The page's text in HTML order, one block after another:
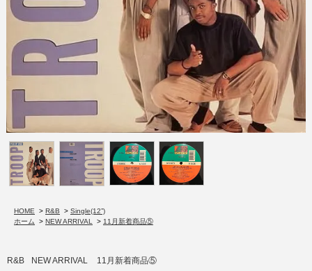
HOME > R&B > Single(12”)
ホーム
> NEW ARRIVAL > 11月新着商品⑤
R&B NEW ARRIVAL 11月新着商品⑤